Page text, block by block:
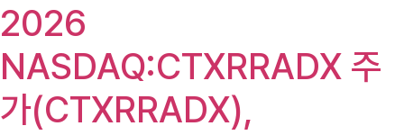
2026
NASDAQ:CTXRRADX 주
가(CTXRRADX),